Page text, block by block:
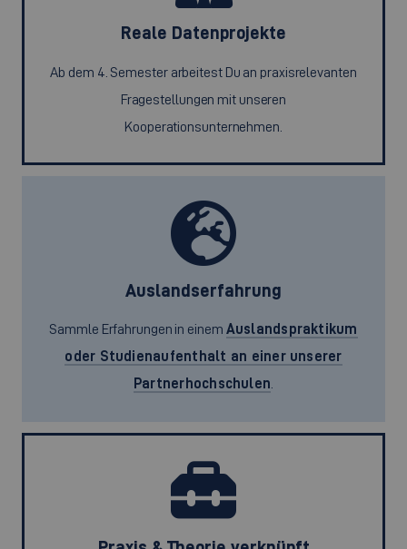
Reale Datenprojekte
Ab dem 4. Semester arbeitest Du an praxisrelevanten
Fragestellungen mit unseren
Kooperationsunternehmen.
Auslandserfahrung
Sammle Erfahrungen in einem Auslandspraktikum
oder Studienaufenthalt an einer unserer
Partnerhochschulen